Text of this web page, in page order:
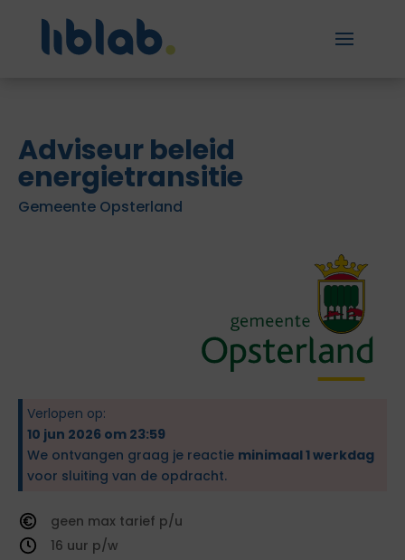
Adviseur beleid
energietransitie
Gemeente Opsterland
Verlopen op:
10 jun 2026 om 23:59
We ontvangen graag je reactie minimaal 1 werkdag
voor sluiting van de opdracht.
geen
tarief
16